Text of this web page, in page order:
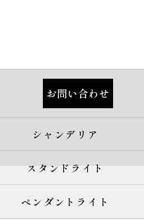
お問い合わせ
シャンデリア
スタンドライト
ペンダントライト